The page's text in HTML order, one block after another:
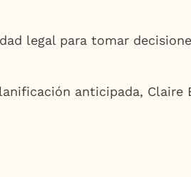
legal para tomar
anticipada,